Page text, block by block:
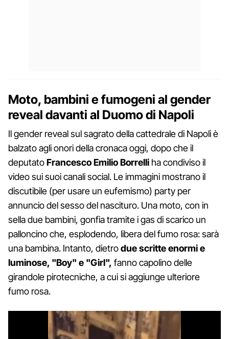
Moto, bambini e fumogeni al gender
reveal davanti al Duomo di Napoli
Il gender reveal sul sagrato della cattedrale di Napoli è
balzato agli onori della cronaca oggi, dopo che il
deputatoFrancesco Emilio Borrelli ha condiviso il
video sui suoi canali social. Le immagini mostrano il
discutibile (per usare un eufemismo) party per
annuncio del sesso del nascituro. Una moto, con in
sella due bambini, gonfia tramite i gas di scarico un
palloncino che, esplodendo, libera del fumo rosa: sarà
una bambina. Intanto, dietrodue scritte enormi e
luminose, "Boy" e "Girl", fanno capolino delle
girandole pirotecniche, a cui si aggiunge ulteriore
fumo rosa.